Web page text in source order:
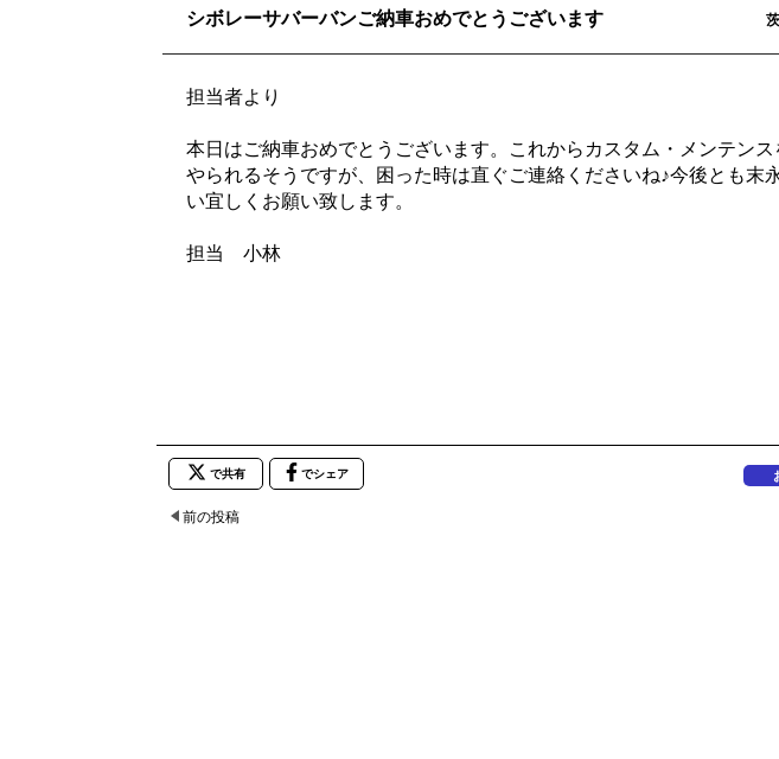
シボレーサバーバンご納車おめでとうございます
担当者より
本日はご納車おめでとうございます。これからカスタム・メンテン
やられるそうですが、困った時は直ぐご連絡くださいね♪今後とも末
い宜しくお願い致します。
担当 小林
で共有 でシェア
前の投稿